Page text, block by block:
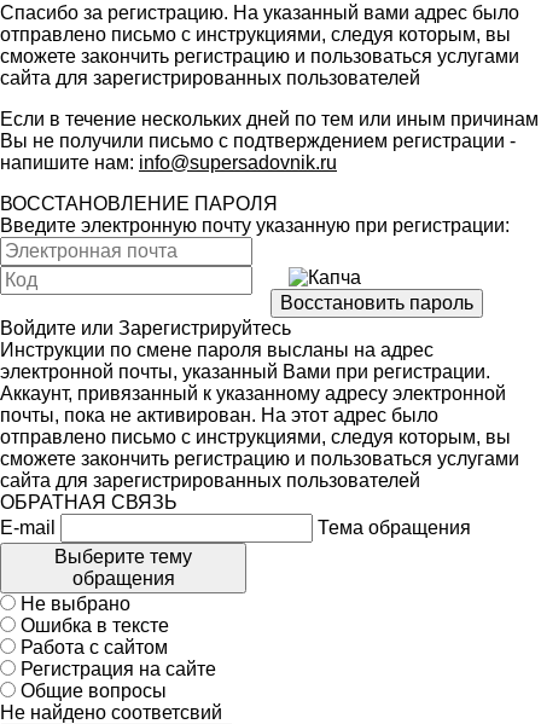
Спасибо за регистрацию. На указанный вами адрес было
отправлено письмо с инструкциями, следуя которым, вы
сможете закончить регистрацию и пользоваться услугами
сайта для зарегистрированных пользователей
Если в течение нескольких дней по тем или иным причинам
Вы не получили письмо с подтверждением регистрации -
напишите нам: info@supersadovnik.ru
ВОССТАНОВЛЕНИЕ ПАРОЛЯ
Введите электронную почту указанную при регистрации:
Войдите или Зарегистрируйтесь
Инструкции по смене пароля высланы на адрес
электронной почты, указанный Вами при регистрации.
Аккаунт, привязанный к указанному адресу электронной
почты, пока не активирован. На этот адрес было
отправлено письмо с инструкциями, следуя которым, вы
сможете закончить регистрацию и пользоваться услугами
сайта для зарегистрированных пользователей
ОБРАТНАЯ СВЯЗЬ
E-mail
Тема обращения
Выберите тему
обращения
Не выбрано
Ошибка в тексте
Работа с сайтом
Регистрация на сайте
Общие вопросы
Не найдено соответсвий